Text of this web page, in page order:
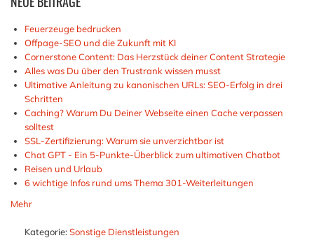
Feuerzeuge bedrucken
Offpage-SEO und die Zukunft mit KI
Cornerstone Content: Das Herzstück deiner Content Strategie
Alles was Du über den Trustrank wissen musst
Ultimative Anleitung zu kanonischen URLs: SEO-Erfolg in drei
Schritten
Caching? Warum Du Deiner Webseite einen Cache verpassen
solltest
SSL-Zertifizierung: Warum sie unverzichtbar ist
Chat GPT - Ein 5-Punkte-Überblick zum ultimativen Chatbot
Reisen und Urlaub
6 wichtige Infos rund ums Thema 301-Weiterleitungen
Mehr
Kategorie: Sonstige Dienstleistungen